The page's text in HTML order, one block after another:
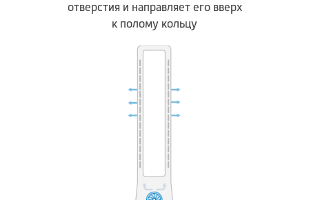
отверстия и направляет его вверх
к полому кольцу